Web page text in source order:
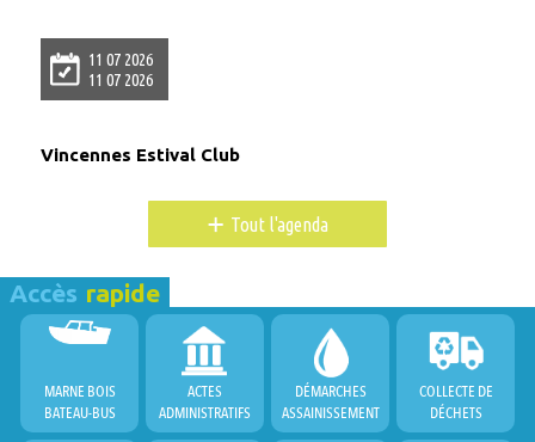
11 07 2026
11 07 2026
Vincennes Estival Club
+ Tout l'agenda
Accès rapide
MARNE BOIS
BATEAU-BUS
ACTES
ADMINISTRATIFS
DÉMARCHES
ASSAINISSEMENT
COLLECTE DE
DÉCHETS